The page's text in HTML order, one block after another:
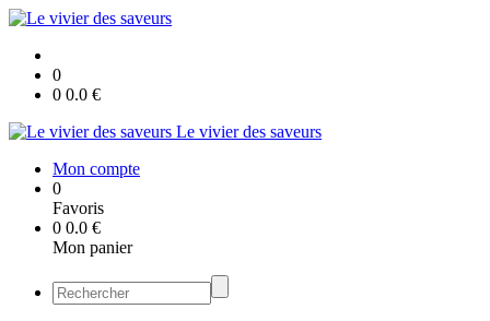
0
0 0.0 €
Le vivier des saveurs
Mon compte
0
Favoris
0 0.0 €
Mon panier